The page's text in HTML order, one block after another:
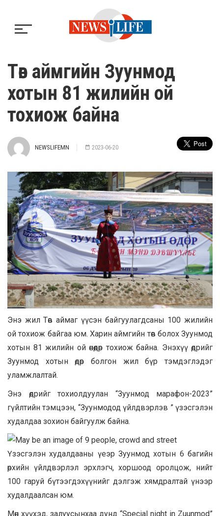
Төв аймгийн Зуунмод
хотын 81 жилийн ой
тохиож байна
NEWSLIFEMN 2023-06-20
Энэ жил Төв аймаг үүсэн байгуулагдсаны 100 жилийн
ой тохиож байгаа юм. Харин аймгийн төв болох Зуунмод
хотын 81 жилийн ой өнөөдөр тохиож байна. Энэхүү өдрийг
Зуунмод хотын өдөр болгон жил бүр тэмдэглэдэг
уламжлалтай.
Энэ өдрийг тохиолдуулан “Зуунмод марафон-2023”
гүйлтийн тэмцээн, “Зуунмодод үйлдвэрлэв ” үзэсгэлэн
худалдаа зохион байгуулж байна.
Үзэсгэлэн худалдааны үеэр Зуунмод хотын 6 багийн
өрхийн үйлдвэрлэл эрхлэгч, хоршоод оролцож, нийт
100 гаруй бүтээгдэхүүнийг дэлгэж хямдралтай үнээр
худалдаалсан юм.
Мөн хүүхэд, залуусынхаа дунд “Special night in Zuunmod”